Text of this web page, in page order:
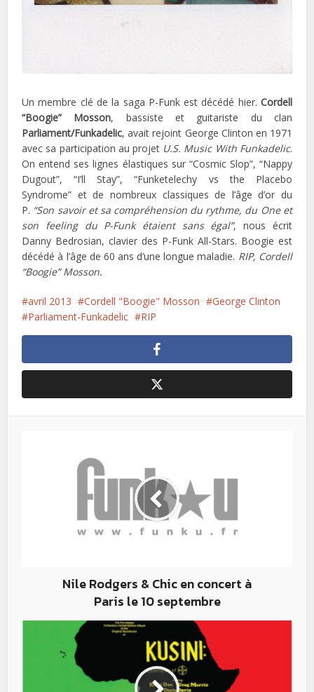
Un membre clé de la saga P-Funk est décédé hier. Cordell
“Boogie” Mosson, bassiste et guitariste du clan
Parliament/Funkadelic, avait rejoint George Clinton en 1971
avec sa participation au projet U.S. Music With Funkadelic.
On entend ses lignes élastiques sur “Cosmic Slop”, “Nappy
Dugout”, “I’ll Stay”, “Funketelechy vs the Placebo
Syndrome” et de nombreux classiques de l’âge d’or du
P. “Son savoir et sa compréhension du rythme, du One et
son feeling du P-Funk étaient sans égal”, nous écrit
Danny Bedrosian, clavier des P-Funk All-Stars. Boogie est
décédé à l’âge de 60 ans d’une longue maladie. RIP, Cordell
“Boogie” Mosson.
avril 2013 Cordell "Boogie" Mosson
George Clinton
Parliament-Funkadelic
RIP
Nile Rodgers & Chic en concert à
Paris le 10 septembre